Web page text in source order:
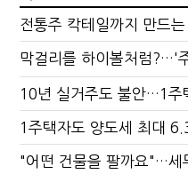
전통주 칵테일까지 만드
10년 실거주도 불안…1주